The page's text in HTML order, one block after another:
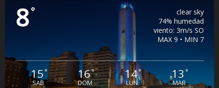
8°
clear sky
74% humedad
viento: 3m/s SO
MAX 9 • MIN 7
15°
SAB
16°
DOM
14°
LUN
13 °
MAR